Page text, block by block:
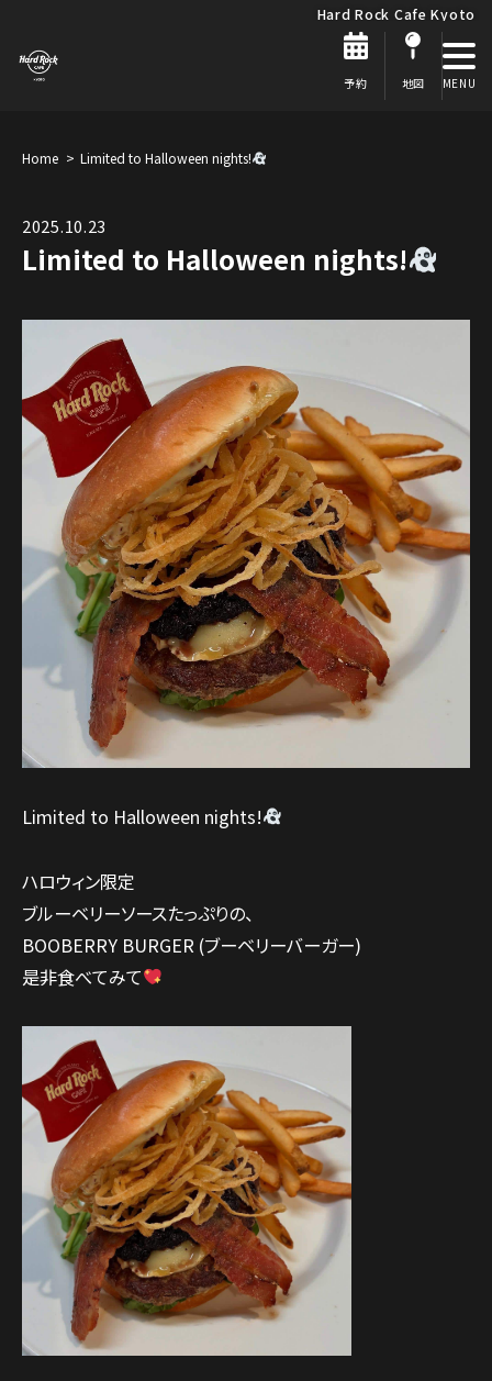
Hard Rock Cafe Kyoto
予約 地図
Home Limited to Halloween nights!
2025.10.23
Limited to Halloween nights!
Limited to Halloween nights!
ハロウィン限定
ブルーベリーソースたっぷりの、
BOOBERRY BURGER (ブーベリーバーガー)
是非食べてみて